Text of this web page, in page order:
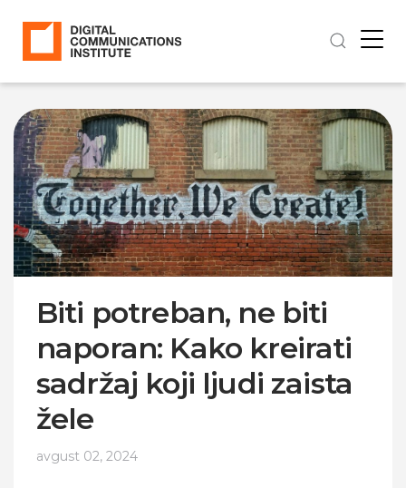
Biti potreban, ne biti
naporan: Kako kreirati
sadržaj koji ljudi zaista
žele
avgust 02, 2024